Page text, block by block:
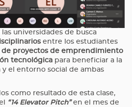
universidades de busca
entre los estudiantes
de proyectos de emprendimiento
tecnológica para beneficiar a la
el entorno social de ambas
como resultado de esta clase,
“14 Elevator Pitch”en el mes de